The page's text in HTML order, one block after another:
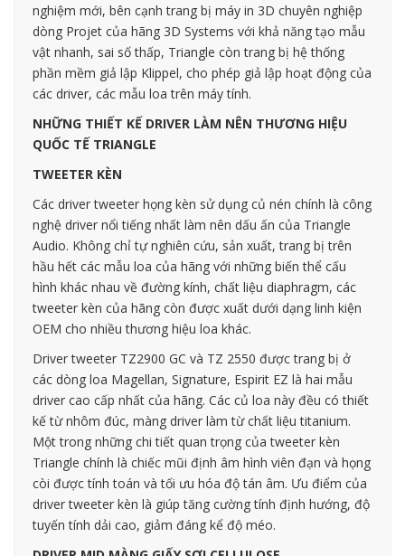
nghiệm mới, bên cạnh trang bị máy in 3D chuyên nghiệp
dòng Projet của hãng 3D Systems với khả năng tạo mẫu
vật nhanh, sai số thấp, Triangle còn trang bị hệ thống
phần mềm giả lập Klippel, cho phép giả lập hoạt động của
các driver, các mẫu loa trên máy tính.
NHỮNG THIẾT KẾ DRIVER LÀM NÊN THƯƠNG HIỆU
QUỐC TẾ TRIANGLE
TWEETER KÈN
Các driver tweeter họng kèn sử dụng củ nén chính là công
nghệ driver nổi tiếng nhất làm nên dấu ấn của Triangle
Audio. Không chỉ tự nghiên cứu, sản xuất, trang bị trên
hầu hết các mẫu loa của hãng với những biến thể cấu
hình khác nhau về đường kính, chất liệu diaphragm, các
tweeter kèn của hãng còn được xuất dưới dạng linh kiện
OEM cho nhiều thương hiệu loa khác.
Driver tweeter TZ2900 GC và TZ 2550 được trang bị ở
các dòng loa Magellan, Signature, Espirit EZ là hai mẫu
driver cao cấp nhất của hãng. Các củ loa này đều có thiết
kế từ nhôm đúc, màng driver làm từ chất liệu titanium.
Một trong những chi tiết quan trọng của tweeter kèn
Triangle chính là chiếc mũi định âm hình viên đạn và họng
còi được tính toán và tối ưu hóa độ tán âm. Ưu điểm của
driver tweeter kèn là giúp tăng cường tính định hướng, độ
tuyến tính dải cao, giảm đáng kể độ méo.